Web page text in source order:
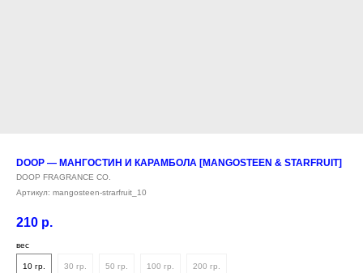
DOOP — МАНГОСТИН И КАРАМБОЛА [MANGOSTEEN & STARFRUIT]
DOOP FRAGRANCE CO.
Артикул: mangosteen-strarfruit_10
210 р.
вес
10 гр. 30 гр. 50 гр. 100 гр. 200 гр.